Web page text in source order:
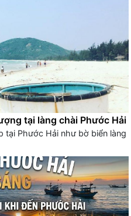
tại làng chài Phước Hải
tại Phước Hải như bờ biển làng